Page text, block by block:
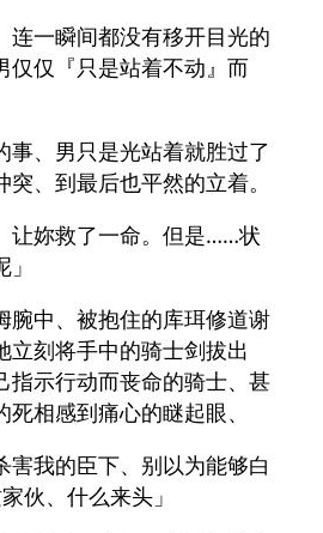
连一瞬间都没有移开目光的
仅仅『只是站着不动』而
事、男只是光站着就胜过了
、到最后也平然的立着。
让妳救了一命。但是……状
腕中、被抱住的库珥修道谢
立刻将手中的骑士剑拔出
指示行动而丧命的骑士、甚
相感到痛心的瞇起眼、
害我的臣下、别以为能够白
伙、什么来头」